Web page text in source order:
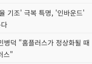
기조' 극복 특명, '인바운드'
덕 "홈플러스가 정상화될 때
스"